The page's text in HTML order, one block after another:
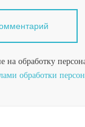
на обработку
обработки